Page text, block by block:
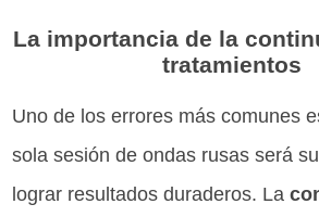
La importancia de la
tratamientos
Uno de los errores más comunes
sola sesión de ondas rusas será
lograr resultados duraderos. La